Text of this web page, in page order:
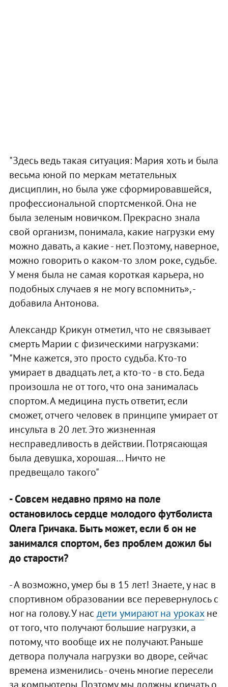
"Здесь ведь такая ситуация: Мария хоть и была
весьма юной по меркам метательных
дисциплин, но была уже сформировавшейся,
профессиональной спортсменкой. Она не
была зеленым новичком. Прекрасно знала
свой организм, понимала, какие нагрузки ему
можно давать, а какие - нет. Поэтому, наверное,
можно говорить о каком-то злом роке, судьбе.
У меня была не самая короткая карьера, но
подобных случаев я не могу вспомнить», -
добавила Антонова.
Александр Крикун отметил, что не связывает
смерть Марии с физическими нагрузками:
"Мне кажется, это просто судьба. Кто-то
умирает в двадцать лет, а кто-то - в сто. Беда
произошла не от того, что она занималась
спортом. А медицина пусть ответит, если
сможет, отчего человек в принципе умирает от
инсульта в 20 лет. Это жизненная
несправедливость в действии. Потрясающая
была девушка, хорошая… Ничто не
предвещало такого"
- Совсем недавно прямо на поле
остановилось сердце молодого футболиста
Олега Гричака. Быть может, если б он не
занимался спортом, без проблем дожил бы
до старости?
- А возможно, умер бы в 15 лет! Знаете, у нас в
спортивном образовании все перевернулось с
ног на голову. У насдети умирают на урокахне
от того, что получают большие нагрузки, а
потому, что вообще их не получают. Раньше
детвора получала нагрузки во дворе, сейчас
времена изменились - очень многие пересели
за компьютеры. Поэтому мы должны кричать о